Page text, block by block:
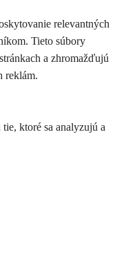
relevantných
Tieto súbory
a zhromažďujú
reklám.
ktoré sa analyzujú a